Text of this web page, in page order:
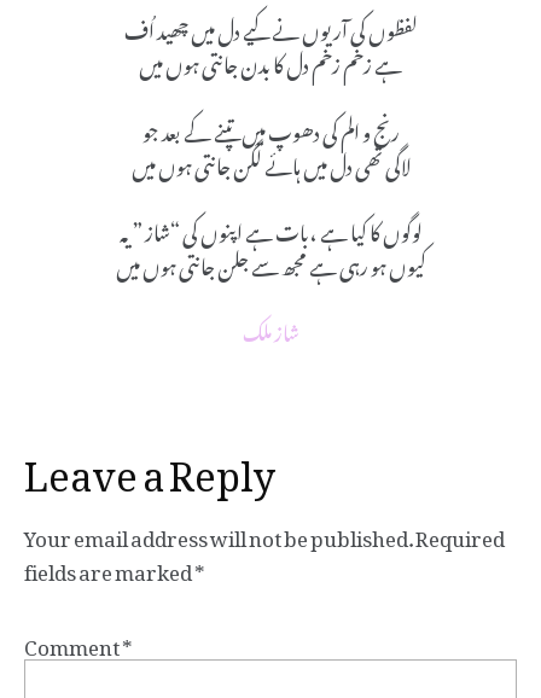
لفظوں کی آریوں نے کیے دل میں چھید اُف
ہے زخم زخم دل کا بدن جانتی ہوں میں
رنج و الم کی دھوپ میں تپنے کے بعد جو
لاگی تھی دل میں ہائے لگن جانتی ہوں میں
لوگوں کا کیا ہے ،بات ہے اپنوں کی “شاز ” یہ
کیوں ہو رہی ہے مجھ سے جلن جانتی ہوں میں
شاز ملک
Leave a Reply
Your email address will not be published.Required
fields are marked*
Comment*